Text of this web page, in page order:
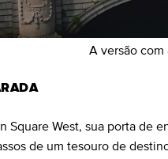
A versão
Square West, sua porta de
de um tesouro de